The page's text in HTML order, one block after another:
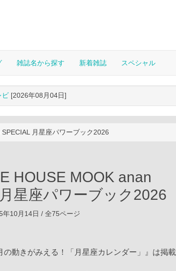
雑誌名から探す 新着雑誌 スペシャル
ビ [2026年08月04日]
月星座パワーブック2026
HOUSE MOOK anan
星座パワーブック2026
年10月14日 / 全75ページ
動きがみえる！「月星座カレンダー」』は掲載